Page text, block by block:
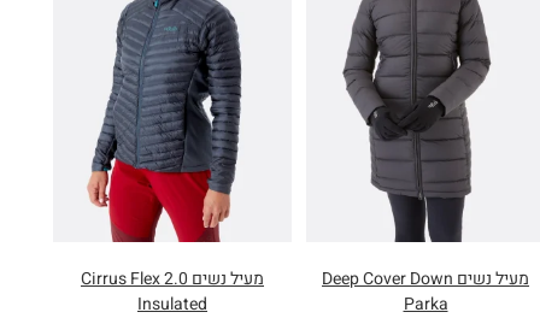
מעיל נשים Deep Cover Down
Parka
מעיל נשים Cirrus Flex 2.0
Insulated